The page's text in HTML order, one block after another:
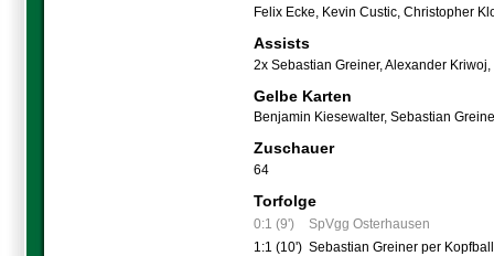
Felix Ecke, Kevin Custic, Christopher
Assists
2x Sebastian Greiner, Alexander Kriwoj
Gelbe Karten
Benjamin Kiesewalter, Sebastian
Zuschauer
64
Torfolge
0:1 (9')
SpVgg Osterhausen
1:1 (10') Sebastian Greiner per